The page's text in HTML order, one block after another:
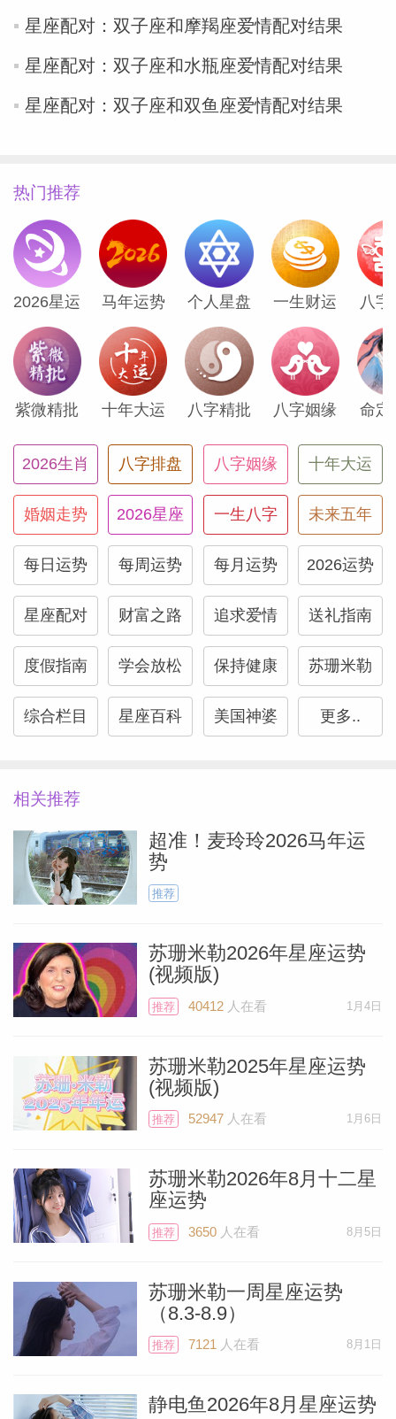
（Susan
星座配对：双子座和摩羯座爱情配对结果
星座配对：双子座和水瓶座爱情配对结果
星座配对：双子座和双鱼座爱情配对结果
热门推荐
2026星运 马年运势 个人星盘 一生财运 八字
紫微精批 十年大运 八字精批 八字姻缘 命定
2026生肖 八字排盘 八字姻缘 十年大运
婚姻走势 2026星座 一生八字 未来五年
每日运势 每周运势 每月运势 2026运势
星座配对 财富之路 追求爱情 送礼指南
度假指南 学会放松 保持健康 苏珊米勒
综合栏目 星座百科 美国神婆 更多..
相关推荐
超准！麦玲玲2026马年运
势
推荐
苏珊米勒2026年星座运势
(视频版)
推荐 40412人在看 1月4日
苏珊米勒2025年星座运势
(视频版)
推荐 52947人在看 1月6日
苏珊米勒2026年8月十二星
座运势
推荐 3650人在看 8月5日
苏珊米勒一周星座运势
（8.3-8.9）
推荐 7121人在看 8月1日
静电鱼2026年8月星座运势